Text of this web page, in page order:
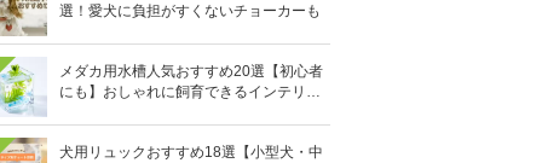
選！愛犬に負担がすくないチョーカーも
メダカ用水槽人気おすすめ20選【初心者
にも】おしゃれに飼育できるインテリア
犬用リュックおすすめ18選【小型犬・中